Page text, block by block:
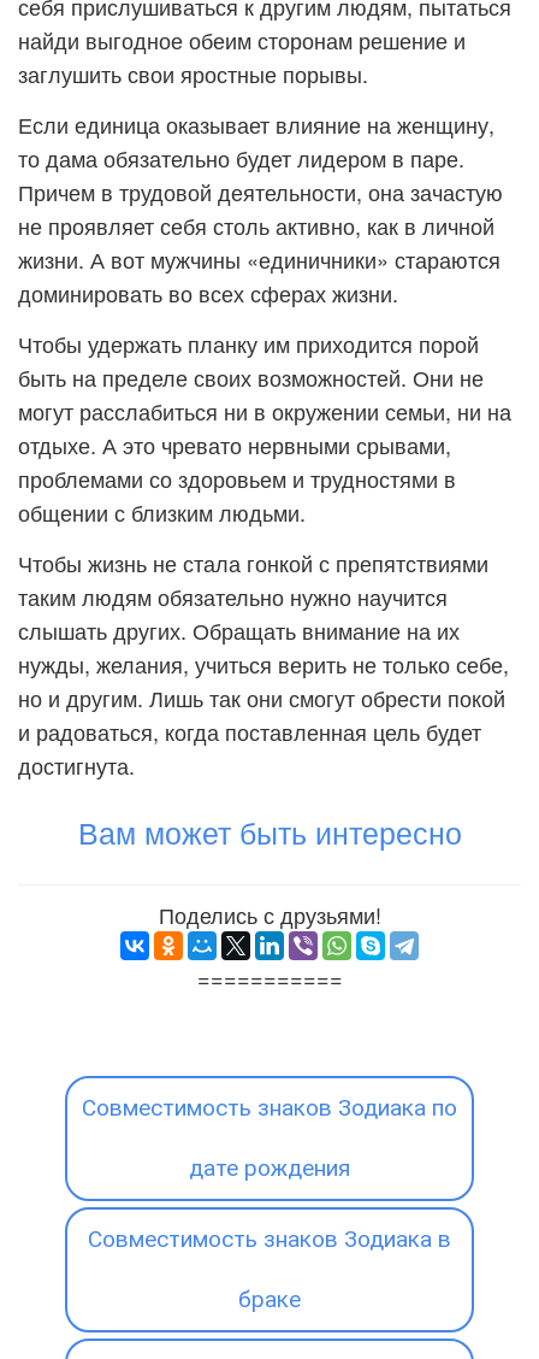
найди выгодное обеим сторонам решение и
заглушить свои яростные порывы.
Если единица оказывает влияние на женщину,
то дама обязательно будет лидером в паре.
Причем в трудовой деятельности, она зачастую
не проявляет себя столь активно, как в личной
жизни. А вот мужчины «единичники» стараются
доминировать во всех сферах жизни.
Чтобы удержать планку им приходится порой
быть на пределе своих возможностей. Они не
могут расслабиться ни в окружении семьи, ни на
отдыхе. А это чревато нервными срывами,
проблемами со здоровьем и трудностями в
общении с близким людьми.
Чтобы жизнь не стала гонкой с препятствиями
таким людям обязательно нужно научится
слышать других. Обращать внимание на их
нужды, желания, учиться верить не только себе,
но и другим. Лишь так они смогут обрести покой
и радоваться, когда поставленная цель будет
достигнута.
Вам может быть интересно
Поделись с друзьями!
===========
Совместимость знаков Зодиака по
дате рождения
Совместимость знаков Зодиака в
браке